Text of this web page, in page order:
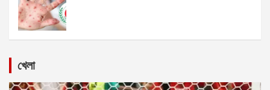
খেলা